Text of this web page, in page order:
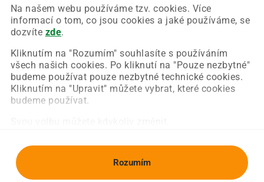
Na našem webu používáme tzv. cookies. Více
informací o tom, co jsou cookies a jaké používáme, se
dozvíte zde.
Kliknutím na "Rozumím" souhlasíte s používáním
všech našich cookies. Po kliknutí na "Pouze nezbytné"
budeme používat pouze nezbytné technické cookies.
Kliknutím na "Upravit" můžete vybrat, které cookies
budeme používat.
Rozumím
Chyba nastala na naší straně a už ji opravujeme.
Zkuste prosím znovu načíst požadovanou stránku.
Obnovit stránku Úvodní strana